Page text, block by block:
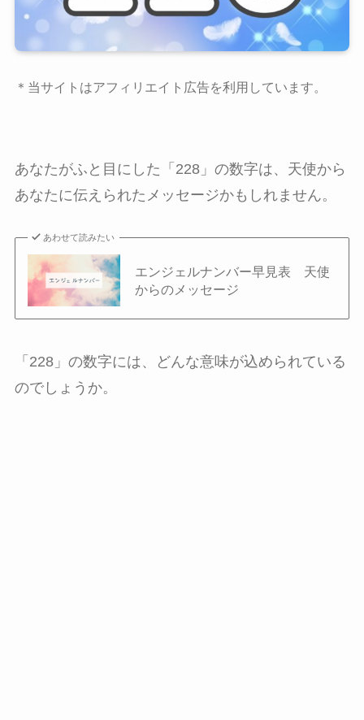
＊当サイトはアフィリエイト広告を利用しています。
あなたがふと目にした「228」の数字は、天使から
あなたに伝えられたメッセージかもしれません。
あわせて読みたい
エンジェルナンバー早見表 天使
からのメッセージ
「228」の数字には、どんな意味が込められている
のでしょうか。